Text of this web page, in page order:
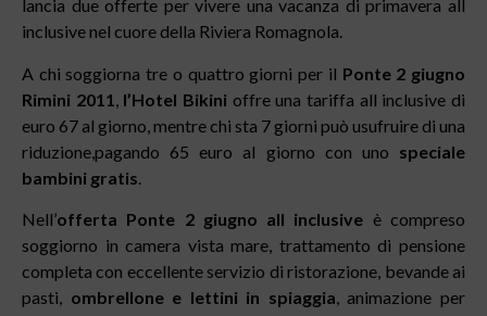
lancia due offerte per vivere una vacanza di primavera all
inclusive nel cuore della Riviera Romagnola.
A chi soggiorna tre o quattro giorni per il Ponte 2 giugno
Rimini 2011 l’Hotel Bikini offre una tariffa all inclusive di
euro 67 al giorno, mentre chi sta 7 giorni può usufruire di una
riduzione,pagando 65 euro al giorno con uno speciale
bambini gratis
Nell’offerta Ponte 2 giugno all inclusive è compreso
soggiorno in camera vista mare, trattamento di pensione
completa con eccellente servizio di ristorazione, bevande ai
pasti, ombrellone e lettini in spiaggia, animazione per